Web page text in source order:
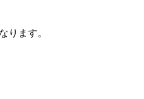
ります。